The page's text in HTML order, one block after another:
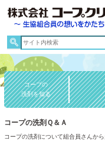
コープの
洗剤を知る
コープの洗剤Ｑ＆Ａ
コープの洗剤について組合員さんか